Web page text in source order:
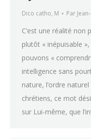
Dico catho, M Par
C’est une réalité non
plutôt « inépuisable
pouvons «
intelligence sans
nature, l’ordre
chrétiens, ce mot
sur Lui-même, que